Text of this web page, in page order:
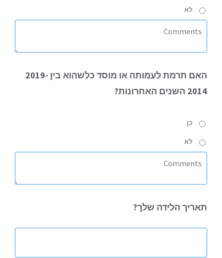
לא
האם
תרמת לעמותה או מוסד כלשהוא בין 2019-
2014 השנים האחרונות?
כן
לא
תאריך הלידה שלך?